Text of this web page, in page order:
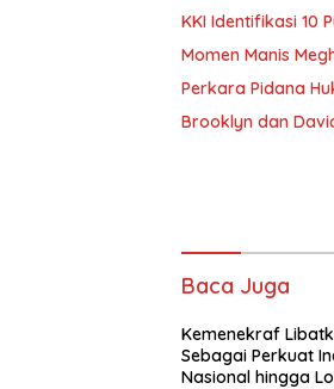
KKI Identifikasi 10
Momen Manis
Perkara Pidana
Brooklyn dan
Baca Juga
Kemenekraf
Sebagai Perkuat
Nasional hingga